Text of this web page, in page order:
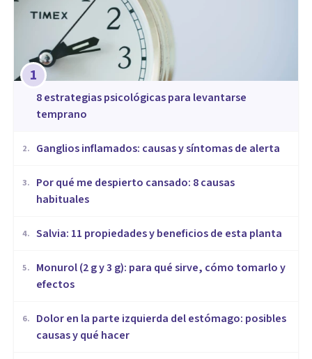
1
8 estrategias psicológicas para levantarse
temprano
2. Ganglios inflamados: causas y síntomas de alerta
3.
Por qué me despierto cansado: 8 causas
habituales
4. Salvia: 11 propiedades y beneficios de esta planta
5.
Monurol (2 g y 3 g): para qué sirve, cómo tomarlo y
efectos
6.
Dolor en la parte izquierda del estómago: posibles
causas y qué hacer